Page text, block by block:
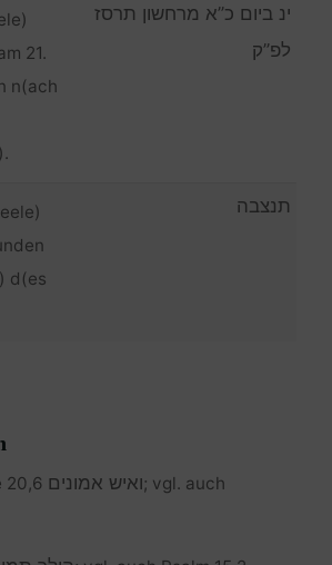
21.
n(ach
ינ ביום כ”א מרחשון תרסז
לפ”ק
d(es
תנצבה
20,6 ואיש אמונים; vgl. auch